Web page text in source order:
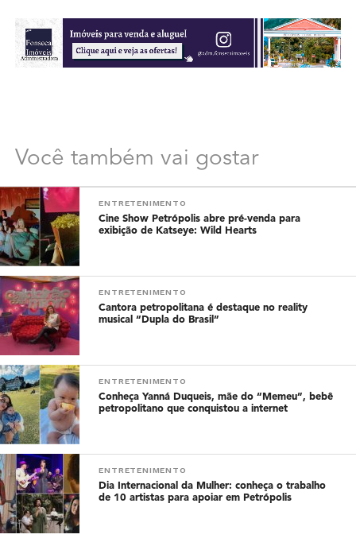
Você também vai gostar
ENTRETENIMENTO
Cine Show Petrópolis abre pré-venda para
exibição de Katseye: Wild Hearts
ENTRETENIMENTO
Cantora petropolitana é destaque no reality
musical “Dupla do Brasil”
ENTRETENIMENTO
Conheça Yanná Duqueis, mãe do “Memeu”, bebê
petropolitano que conquistou a internet
ENTRETENIMENTO
Dia Internacional da Mulher: conheça o trabalho
de 10 artistas para apoiar em Petrópolis